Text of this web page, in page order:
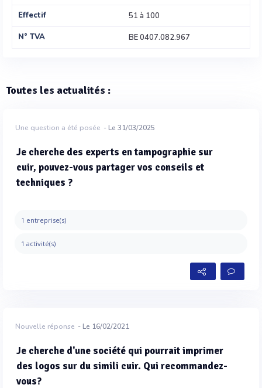
Effectif
51 à 100
N° TVA
BE 0407.082.967
Toutes les actualités :
Une question a été posée - Le 31/03/2025
Je cherche des experts en tampographie sur
cuir, pouvez-vous partager vos conseils et
techniques ?
1 entreprise(s)
1 activité(s)
Nouvelle réponse - Le 16/02/2021
Je cherche d'une société qui pourrait imprimer
des logos sur du simili cuir. Qui recommandez-
vous?